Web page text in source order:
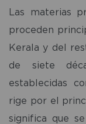
Las materias
proceden
Kerala y del
de siete
establecidas
rige por el
significa que